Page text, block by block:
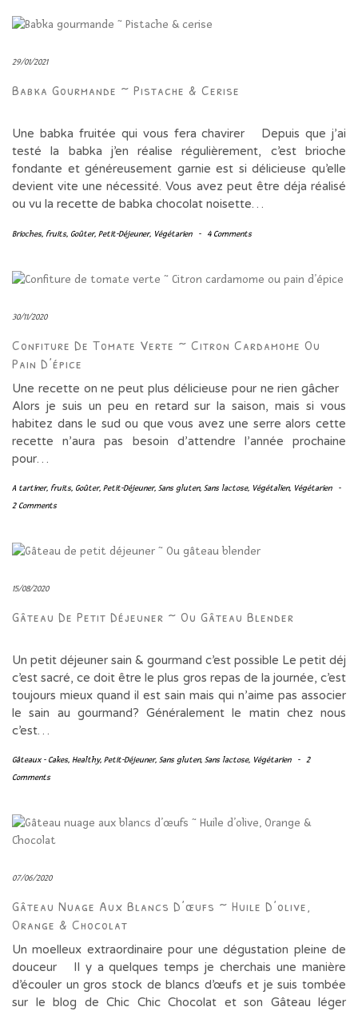
29/01/2021
Babka Gourmande ~ Pistache & Cerise
Une babka fruitée qui vous fera chavirer Depuis que j’ai
testé la babka j’en réalise régulièrement, c’est brioche
fondante et généreusement garnie est si délicieuse qu’elle
devient vite une nécessité. Vous avez peut être déja réalisé
ou vu la recette de babka chocolat noisette…
Brioches, fruits, Goûter, Petit-Déjeuner, Végétarien - 4 Comments
30/11/2020
Confiture De Tomate Verte ~ Citron Cardamome Ou
Pain D’épice
Une recette on ne peut plus délicieuse pour ne rien gâcher
Alors je suis un peu en retard sur la saison, mais si vous
habitez dans le sud ou que vous avez une serre alors cette
recette n’aura pas besoin d’attendre l’année prochaine
pour…
A tartiner, fruits, Goûter, Petit-Déjeuner, Sans gluten, Sans lactose, Végétalien, Végétarien
-
2 Comments
15/08/2020
Gâteau De Petit Déjeuner ~ Ou Gâteau Blender
Un petit déjeuner sain & gourmand c’est possible Le petit déj
c’est sacré, ce doit être le plus gros repas de la journée, c’est
toujours mieux quand il est sain mais qui n’aime pas associer
le sain au gourmand? Généralement le matin chez nous
c’est…
Gâteaux - Cakes, Healthy, Petit-Déjeuner, Sans gluten, Sans lactose, Végétarien - 2
Comments
07/06/2020
Gâteau Nuage Aux Blancs D’œufs ~ Huile D’olive,
Orange & Chocolat
Un moelleux extraordinaire pour une dégustation pleine de
douceur Il y a quelques temps je cherchais une manière
d’écouler un gros stock de blancs d’œufs et je suis tombée
sur le blog de Chic Chic Chocolat et son Gâteau léger